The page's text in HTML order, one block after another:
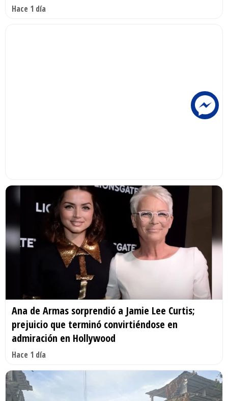
Hace 1 día
Ana de Armas sorprendió a Jamie Lee Curtis;
prejuicio que terminó convirtiéndose en
admiración en Hollywood
Hace 1 día